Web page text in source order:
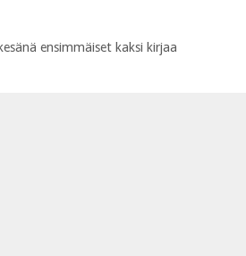
ensimmäiset kaksi kirjaa